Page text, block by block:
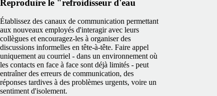
Reproduire le "refroidisseur d'eau
Établissez des canaux de communication permettant
aux nouveaux employés d'interagir avec leurs
collègues et encouragez-les à organiser des
discussions informelles en tête-à-tête. Faire appel
uniquement au courriel - dans un environnement où
les contacts en face à face sont déjà limités - peut
entraîner des erreurs de communication, des
réponses tardives à des problèmes urgents, voire un
sentiment d'isolement.